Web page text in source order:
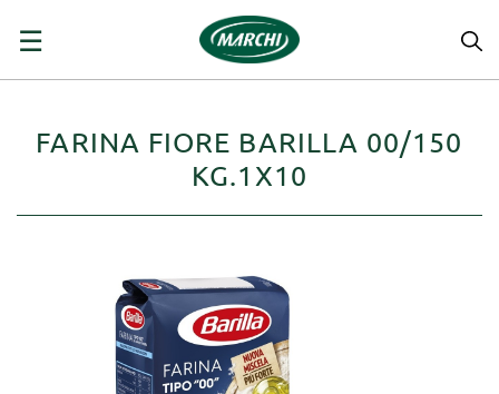
navigazione
☰
FARINA FIORE BARILLA 00/150
KG.1X10